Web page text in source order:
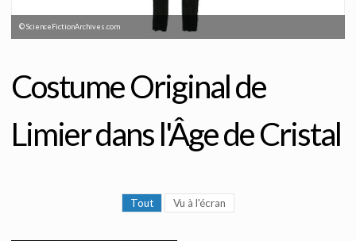
© ScienceFictionArchives.com
Costume Original de
Limier dans l'Âge de Cristal
Tout Vu à l'écran